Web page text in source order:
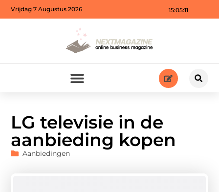
15:05:13
Vrijdag 7 Augustus 2026
LG televisie in de
aanbieding kopen
Aanbiedingen